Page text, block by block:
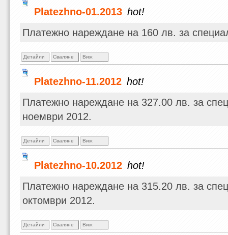
Platezhno-01.2013 hot!
Платежно нареждане на 160 лв. за
Детайли Сваляне Виж
Platezhno-11.2012 hot!
Платежно нареждане на 327.00 лв. за
ноември 2012.
Детайли Сваляне Виж
Platezhno-10.2012 hot!
Платежно нареждане на 315.20 лв. за
октомври 2012.
Детайли Сваляне Виж